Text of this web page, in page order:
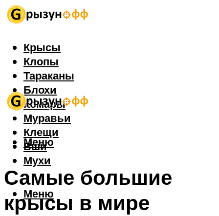
Крысы
Клопы
Тараканы
Блохи
Комары
Муравьи
Клещи
Вши
Мухи
Меню
Меню
Самые большие
крысы в мире